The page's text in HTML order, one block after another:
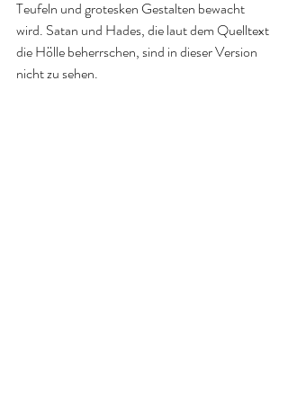
Teufeln und grotesken Gestalten bewacht
wird. Satan und Hades, die laut dem Quelltext
die Hölle beherrschen, sind in dieser Version
nicht zu sehen.